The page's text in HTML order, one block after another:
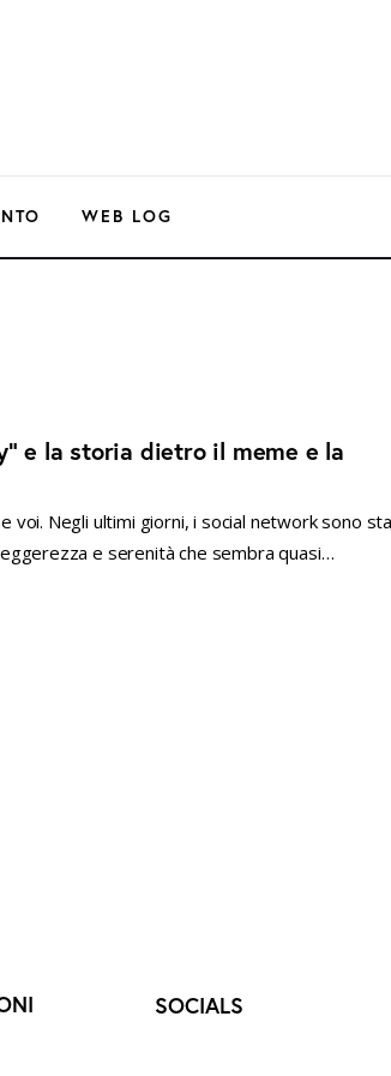
WEB LOG
e la storia dietro il meme e la
voi. Negli ultimi giorni, i social network sono
e serenità che sembra quasi…
SOCIALS